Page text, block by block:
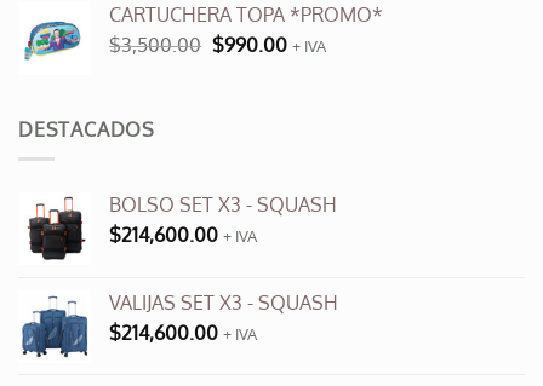
era:
$9,600.00.
es:
$3,500.00.
CARTUCHERA TOPA *PROMO*
$3,500.00 El
$990.00El+ IVA
DESTACADOS
BOLSO SET X3 - SQUASH
$214,600.00 + IVA
VALIJAS SET X3 - SQUASH
$214,600.00 + IVA